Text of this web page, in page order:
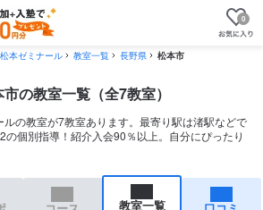
0
松本ゼミナール 教室一覧 長野県 松本市
の教室一覧（全7教室）
の教室が7教室あります。最寄り駅は渚駅などで
個別指導！紹介入会90％以上。自分にぴったり
教室一覧